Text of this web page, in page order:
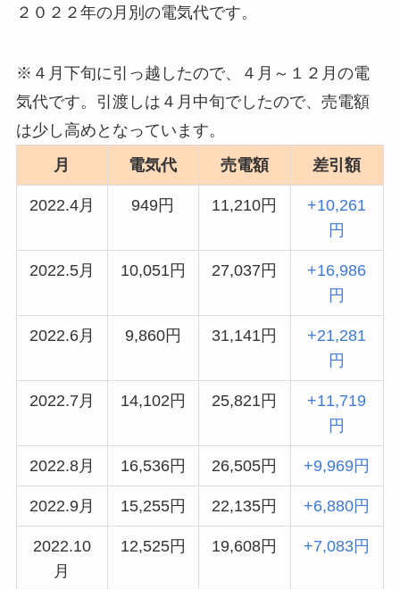
２０２２年の月別の電気代です。
※４月下旬に引っ越したので、４月～１２月の電
気代です。引渡しは４月中旬でしたので、売電額
は少し高めとなっています。
月
電気代 売電額 差引額
2022.4月 949円 11,210円
+10,261
円
2022.5月 10,051円 27,037円
+16,986
円
2022.6月 9,860円 31,141円
+21,281
円
2022.7月 14,102円 25,821円
+11,719
円
2022.8月 16,536円 26,505円 +9,969円
2022.9月 15,255円 22,135円 +6,880円
2022.10
月
12,525円 19,608円 +7,083円